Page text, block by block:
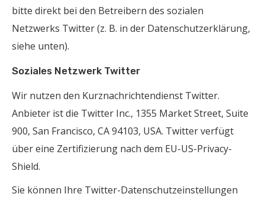
bitte direkt bei den Betreibern des sozialen
Netzwerks Twitter (z. B. in der Datenschutzerklärung,
siehe unten).
Soziales Netzwerk Twitter
Wir nutzen den Kurznachrichtendienst Twitter.
Anbieter ist die Twitter Inc., 1355 Market Street, Suite
900, San Francisco, CA 94103, USA. Twitter verfügt
über eine Zertifizierung nach dem EU-US-Privacy-
Shield.
Sie können Ihre Twitter-Datenschutzeinstellungen